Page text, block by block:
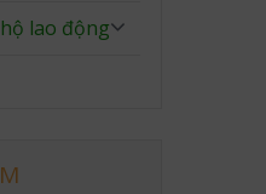
lao động